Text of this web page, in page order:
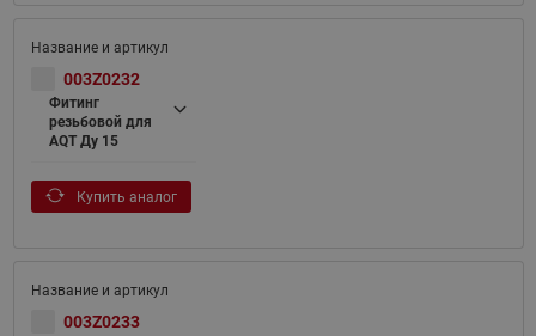
003Z0232
Фитинг
резьбовой для
AQT Ду 15
Купить аналог
003Z0233